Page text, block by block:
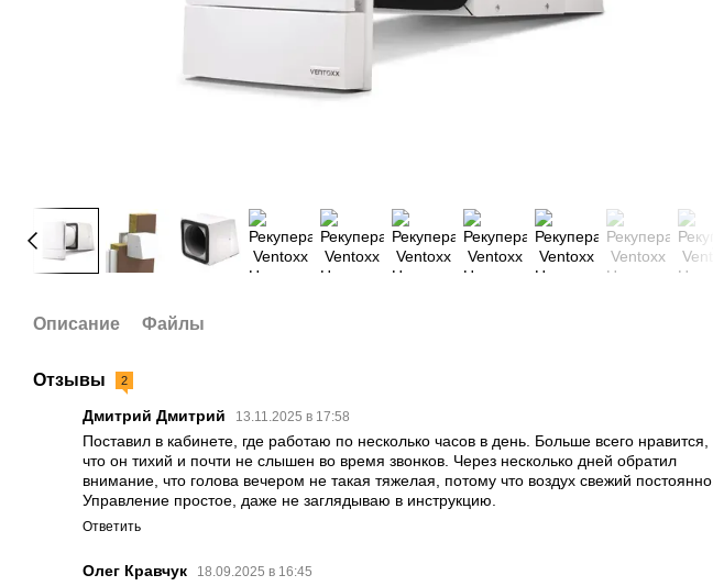
Описание Файлы
Отзывы 2
Дмитрий Дмитрий 13.11.2025 в 17:58
Поставил в кабинете, где работаю по несколько часов в день. Больше всего нравится,
что он тихий и почти не слышен во время звонков. Через несколько дней обратил
внимание, что голова вечером не такая тяжелая, потому что воздух свежий постоянно.
Управление простое, даже не заглядываю в инструкцию.
Ответить
Олег Кравчук 18.09.2025 в 16:45